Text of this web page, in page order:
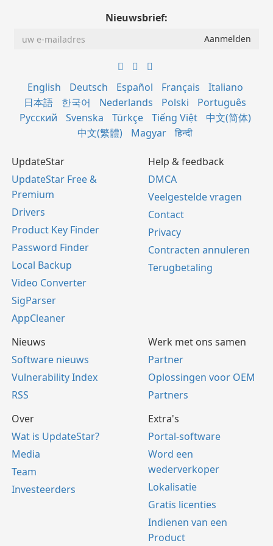
Nieuwsbrief:
English Deutsch Español Français
Italiano
日本語
한국어 Nederlands Polski
Português
Русский
Svenska Türkçe Tiếng Việt
中文(简体)
中文(繁體)
Magyar हिन्दी
UpdateStar
UpdateStar Free &
Premium
Drivers
Product Key Finder
Password Finder
Local Backup
Video Converter
SigParser
AppCleaner
Help & feedback
DMCA
Veelgestelde vragen
Contact
Privacy
Contracten annuleren
Terugbetaling
Nieuws
Software nieuws
Vulnerability Index
RSS
Werk met ons samen
Partner
Oplossingen voor OEM
Partners
Over
Wat is UpdateStar?
Media
Team
Investeerders
Extra's
Portal-software
Word een
wederverkoper
Lokalisatie
Gratis licenties
Indienen van een
Product